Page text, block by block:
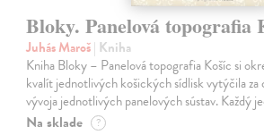
Bloky. Panelová topografia
Juhás Maroš| Kniha
Kniha Bloky – Panelová topografia Košíc si
kvalít jednotlivých košických sídlisk vytýčila za
vývoja jednotlivých panelových sústav. Každý
Na sklade ?